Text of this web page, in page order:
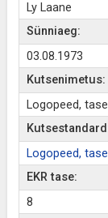
Ly Laane
Sünniaeg:
03.08.1973
Kutsenimetus:
Logopeed,
Logopeed,
EKR tase:
8